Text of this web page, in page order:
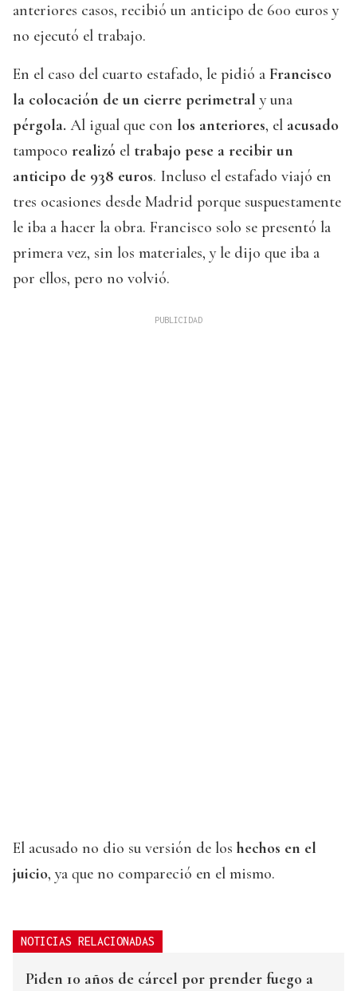
anteriores casos, recibió un anticipo de 600 euros y
no ejecutó el trabajo.
En el caso del cuarto estafado, le pidió a Francisco
la colocación de un cierre perimetral y una
pérgola. Al igual que con los anteriores, el acusado
tampoco realizó el trabajo pese a recibir un
anticipo de 938 euros. Incluso el estafado viajó en
tres ocasiones desde Madrid porque suspuestamente
le iba a hacer la obra. Francisco solo se presentó la
primera vez, sin los materiales, y le dijo que iba a
por ellos, pero no volvió.
El acusado no dio su versión de los hechos en el
juicio, ya que no compareció en el mismo.
NOTICIAS RELACIONADAS
Piden 10 años de cárcel por prender fuego a